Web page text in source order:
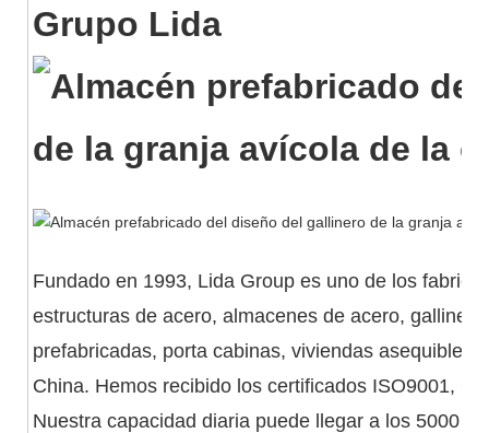
Grupo Lida
Fundado en 1993, Lida Group es uno de los
estructuras de acero, almacenes de acero,
prefabricadas, porta cabinas, viviendas
China. Hemos recibido los certificados ISO9001,
Nuestra capacidad diaria puede llegar a los 5000